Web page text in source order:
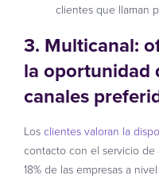
clientes que llaman
3. Multicanal:
la oportunidad
canales
Losclientes valoran la
contacto con el servicio
18% de las empresas a